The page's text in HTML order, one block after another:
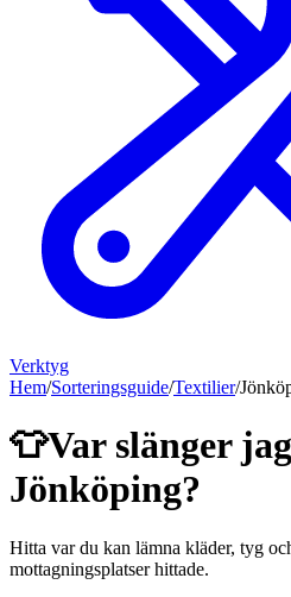
Verktyg
Hem/Sorteringsguide/Textilier/
👕Var slänger jag
Jönköping?
Hitta var du kan lämna kläder, tyg
mottagningsplatser hittade.